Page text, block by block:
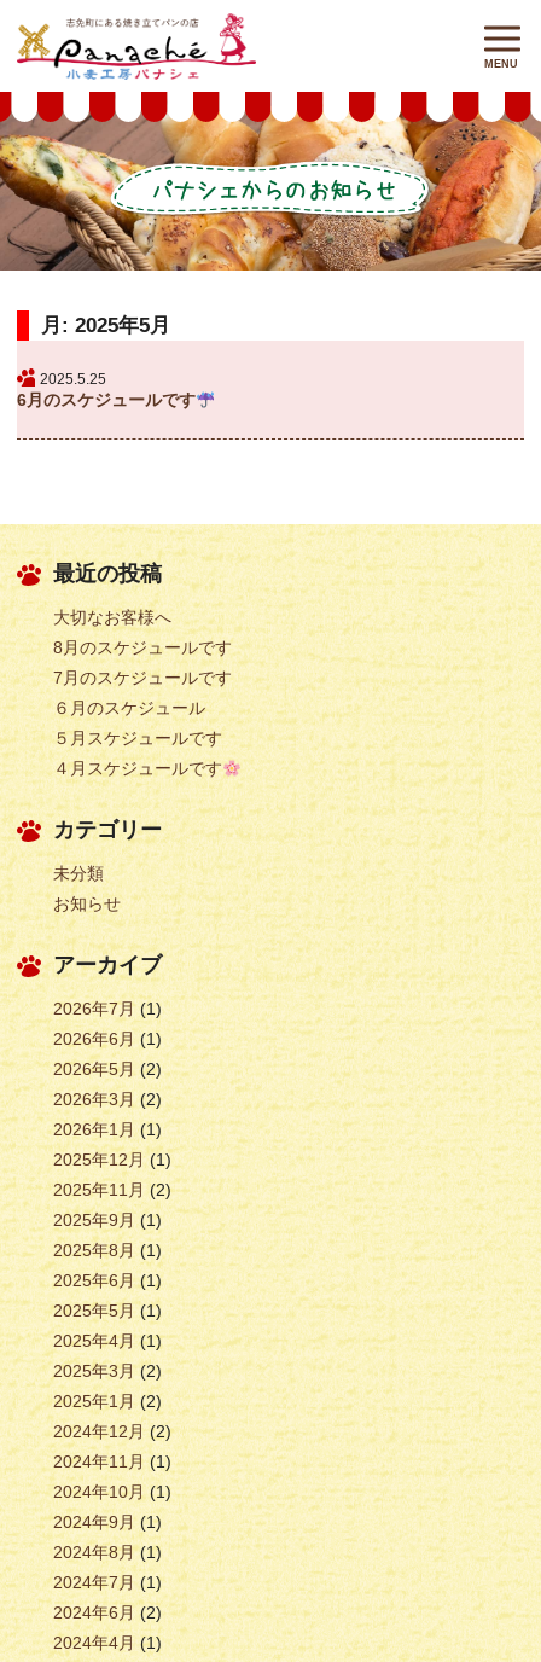
月: 2025年5月
2025.5.25
6月のスケジュールです
最近の投稿
大切なお客様へ
8月のスケジュールです
7月のスケジュールです
６月のスケジュール
５月スケジュールです
４月スケジュールです
カテゴリー
未分類
お知らせ
アーカイブ
2026年7月(1)
2026年6月(1)
2026年5月(2)
2026年3月(2)
2026年1月(1)
2025年12月(1)
2025年11月 (2)
2025年9月(1)
2025年8月(1)
2025年6月(1)
2025年5月(1)
2025年4月(1)
2025年3月(2)
2025年1月(2)
2024年12月(2)
2024年11月(1)
2024年10月(1)
2024年9月(1)
2024年8月(1)
2024年7月(1)
2024年6月(2)
2024年4月(1)